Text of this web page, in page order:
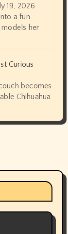
19, 2026
a fun
her
Curious
becomes
Chihuahua